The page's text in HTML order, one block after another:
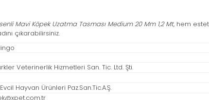
Mavi Köpek Uzatma Tasması Medium 20 Mm 1,2 Mt, hem
çıkarabilirsiniz.
Veterinerlik Hizmetleri San. Tic. Ltd. Şti.
Hayvan Ürünleri Paz.San.Tic.A.Ş.